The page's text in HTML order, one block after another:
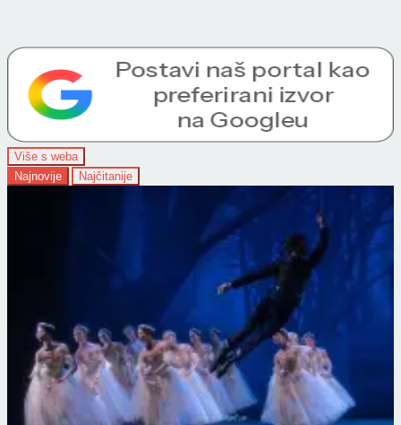
Više s weba
Najnovije
Najčitanije